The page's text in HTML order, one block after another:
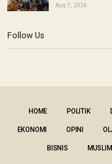
Aug 7, 2026
Follow Us
HOME POLITIK
EKONOMI OPINI
BISNIS MUSLIM